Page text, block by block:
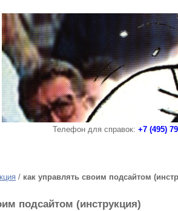
Телефон для справок: +7 (495)
/ как управлять своим подсайтом
подсайтом (инструкция)